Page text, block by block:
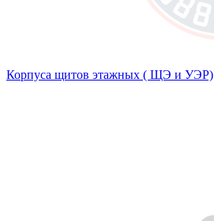
Корпуса щитов этажных ( ЩЭ и УЭР)